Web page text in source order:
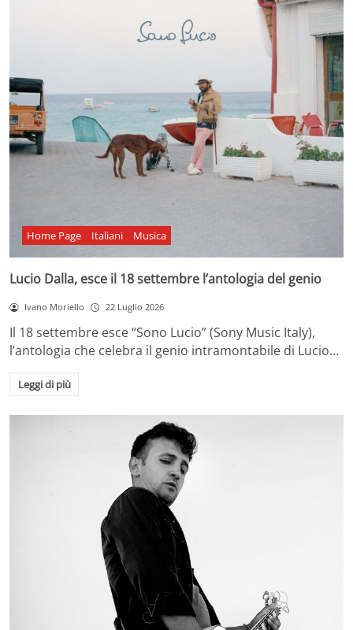
Home Page Italiani Musica
Lucio Dalla, esce il 18 settembre l’antologia del genio
Ivano Moriello 22 Luglio 2026
Il 18 settembre esce “Sono Lucio” (Sony Music Italy),
l’antologia che celebra il genio intramontabile di Lucio…
Leggi di più